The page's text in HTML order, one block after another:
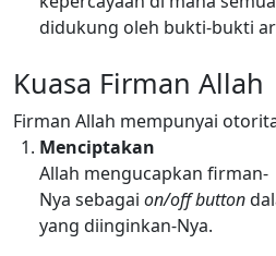
didukung oleh bukti-bukti
Kuasa Firman Allah
Firman Allah mempunyai
Menciptakan
Allah mengucapkan ﬁrman-
Nya sebagai on/off button
yang diinginkan-Nya.